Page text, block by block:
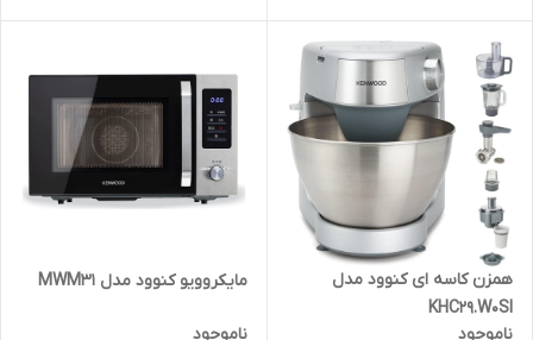
همزن کاسه ای کنوود مدل
KHC29.W0SI
ناموجود
مایکروویو کنوود مدل MWM31
ناموجود